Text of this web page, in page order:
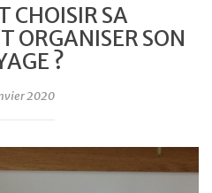
CHOISIR SA
ORGANISER SON
?
2020